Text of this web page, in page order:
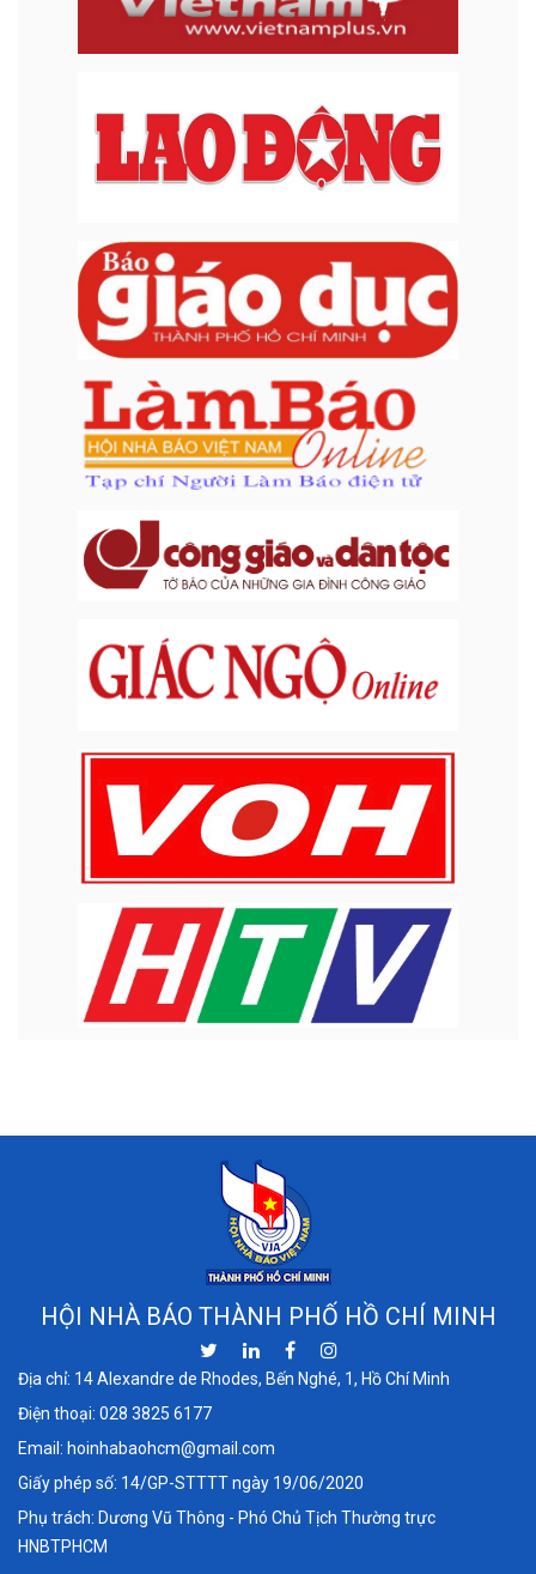
HỘI NHÀ BÁO THÀNH PHỐ HỒ CHÍ MINH
Địa chỉ: 14 Alexandre de Rhodes, Bến Nghé, 1, Hồ Chí Minh
Điện thoại: 028 3825 6177
Email: hoinhabaohcm@gmail.com
Giấy phép số: 14/GP-STTTT ngày 19/06/2020
Phụ trách: Dương Vũ Thông - Phó Chủ Tịch Thường trực
HNBTPHCM